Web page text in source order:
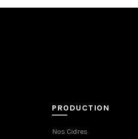
PRODUCTION
Nos Cidres